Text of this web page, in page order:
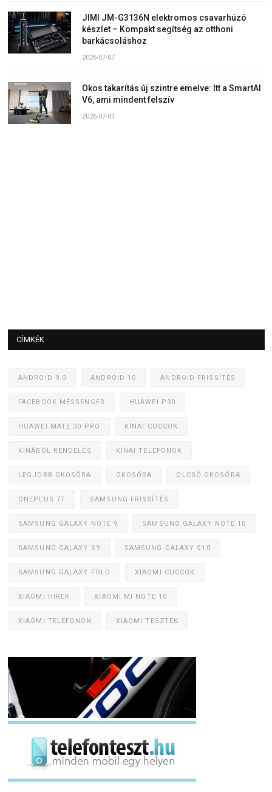
JIMI JM-G3136N elektromos csavarhúzó
készlet – Kompakt segítség az otthoni
barkácsoláshoz
2026-07-07
Okos takarítás új szintre emelve: Itt a SmartAI
V6, ami mindent felszív
2026-07-01
CÍMKÉK
ANDROID 9.0 ANDROID 10 ANDROID FRISSÍTÉS
FACEBOOK MESSENGER HUAWEI P30
HUAWEI MATE 30 PRO KÍNAI CUCCOK
KÍNÁBÓL RENDELÉS KÍNAI TELEFONOK
LEGJOBB OKOSÓRA OKOSÓRA OLCSÓ OKOSÓRA
ONEPLUS 7T SAMSUNG FRISSÍTÉS
SAMSUNG GALAXY NOTE 9 SAMSUNG GALAXY NOTE 10
SAMSUNG GALAXY S9 SAMSUNG GALAXY S10
SAMSUNG GALAXY FOLD XIAOMI CUCCOK
XIAOMI HÍREK XIAOMI MI NOTE 10
XIAOMI TELEFONOK XIAOMI TESZTEK